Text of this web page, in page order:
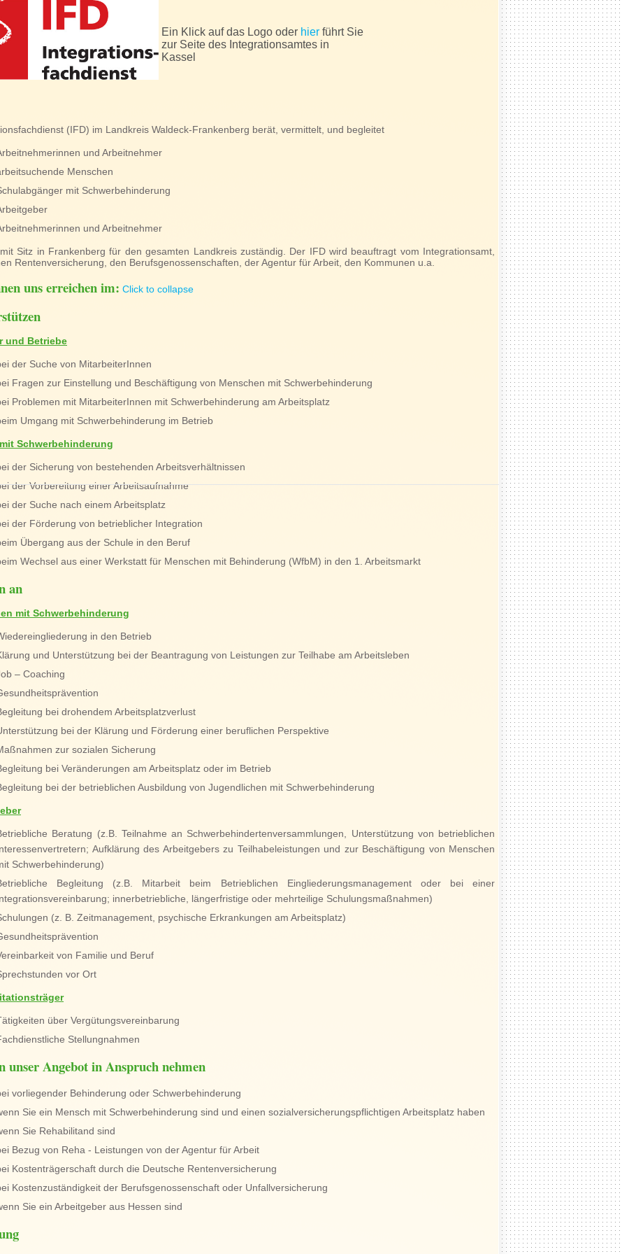
Ein Klick auf das Logo oder hier führt Sie
zur Seite des Integrationsamtes in
Kassel
(IFD) im Landkreis Waldeck-Frankenberg berät, vermittelt, und begleitet
und Arbeitnehmer
Menschen
mit Schwerbehinderung
und Arbeitnehmer
Sitz in Frankenberg für den gesamten Landkreis zuständig. Der IFD wird beauftragt vom Integrationsamt,
Rentenversicherung, den Berufsgenossenschaften, der Agentur für Arbeit, den Kommunen u.a.
uns erreichen im: Click to collapse
und Betriebe
der Suche von MitarbeiterInnen
Fragen zur Einstellung und Beschäftigung von Menschen mit Schwerbehinderung
Problemen mit MitarbeiterInnen mit Schwerbehinderung am Arbeitsplatz
Umgang mit Schwerbehinderung im Betrieb
Schwerbehinderung
der Sicherung von bestehenden Arbeitsverhältnissen
der Vorbereitung einer Arbeitsaufnahme
der Suche nach einem Arbeitsplatz
der Förderung von betrieblicher Integration
Übergang aus der Schule in den Beruf
Wechsel aus einer Werkstatt für Menschen mit Behinderung (WfbM) in den 1. Arbeitsmarkt
an
mit Schwerbehinderung
in den Betrieb
und Unterstützung bei der Beantragung von Leistungen zur Teilhabe am Arbeitsleben
– Coaching
bei drohendem Arbeitsplatzverlust
bei der Klärung und Förderung einer beruflichen Perspektive
zur sozialen Sicherung
bei Veränderungen am Arbeitsplatz oder im Betrieb
bei der betrieblichen Ausbildung von Jugendlichen mit Schwerbehinderung
Beratung (z.B. Teilnahme an Schwerbehindertenversammlungen, Unterstützung von betrieblichen
Aufklärung des Arbeitgebers zu Teilhabeleistungen und zur Beschäftigung von Menschen
Schwerbehinderung)
Begleitung (z.B. Mitarbeit beim Betrieblichen Eingliederungsmanagement oder bei einer
innerbetriebliche, längerfristige oder mehrteilige Schulungsmaßnahmen)
(z. B. Zeitmanagement, psychische Erkrankungen am Arbeitsplatz)
von Familie und Beruf
vor Ort
über Vergütungsvereinbarung
Stellungnahmen
unser Angebot in Anspruch nehmen
vorliegender Behinderung oder Schwerbehinderung
Sie ein Mensch mit Schwerbehinderung sind und einen sozialversicherungspflichtigen Arbeitsplatz haben
Sie Rehabilitand sind
Bezug von Reha - Leistungen von der Agentur für Arbeit
Kostenträgerschaft durch die Deutsche Rentenversicherung
Kostenzuständigkeit der Berufsgenossenschaft oder Unfallversicherung
Sie ein Arbeitgeber aus Hessen sind